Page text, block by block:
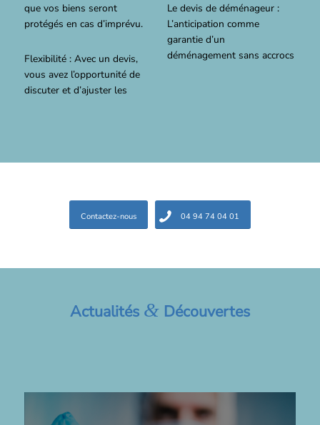
que vos biens seront
protégés en cas d’imprévu.
Flexibilité : Avec un devis,
vous avez l’opportunité de
discuter et d’ajuster les
Le devis de déménageur :
L’anticipation comme
garantie d’un
déménagement sans accrocs
Contactez-nous 04 94 74 04 01
Actualités &Découvertes